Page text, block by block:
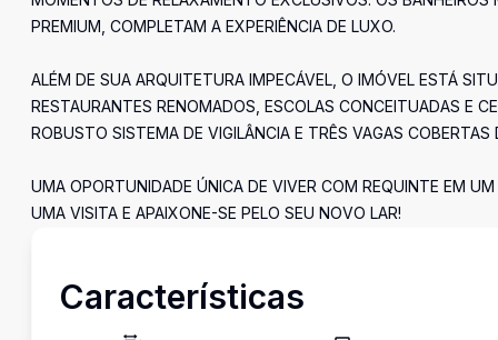
PREMIUM, COMPLETAM A EXPERIÊNCIA DE LUXO.
ALÉM DE SUA ARQUITETURA IMPECÁVEL, O IMÓVEL ESTÁ
RESTAURANTES RENOMADOS, ESCOLAS CONCEITUADAS E
ROBUSTO SISTEMA DE VIGILÂNCIA E TRÊS VAGAS COBERTAS
UMA OPORTUNIDADE ÚNICA DE VIVER COM REQUINTE EM
UMA VISITA E APAIXONE-SE PELO SEU NOVO LAR!
Características